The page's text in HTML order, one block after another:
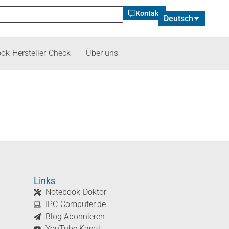
Kontakt
Deutsch
Hersteller-Check Über uns
Links
Notebook-Doktor
IPC-Computer.de
Blog Abonnieren